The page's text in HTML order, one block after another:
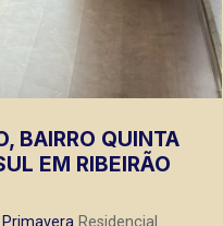
BAIRRO QUINTA
EM RIBEIRÃO
Residencial